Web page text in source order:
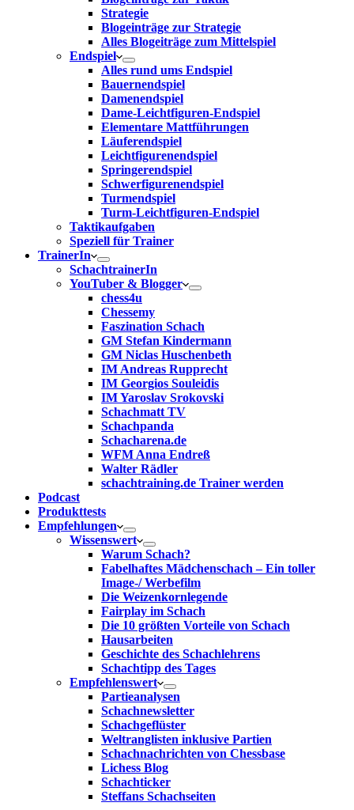
Strategie
Blogeinträge zur Strategie
Alles Blogeiträge zum Mittelspiel
Endspiel
Alles rund ums Endspiel
Bauernendspiel
Damenendspiel
Dame-Leichtfiguren-Endspiel
Elementare Mattführungen
Läuferendspiel
Leichtfigurenendspiel
Springerendspiel
Schwerfigurenendspiel
Turmendspiel
Turm-Leichtfiguren-Endspiel
Taktikaufgaben
Speziell für Trainer
TrainerIn
SchachtrainerIn
YouTuber & Blogger
chess4u
Chessemy
Faszination Schach
GM Stefan Kindermann
GM Niclas Huschenbeth
IM Andreas Rupprecht
IM Georgios Souleidis
IM Yaroslav Srokovski
Schachmatt TV
Schachpanda
Schacharena.de
WFM Anna Endreß
Walter Rädler
schachtraining.de Trainer werden
Podcast
Produkttests
Empfehlungen
Wissenswert
Warum Schach?
Fabelhaftes Mädchenschach – Ein toller
Image-/ Werbefilm
Die Weizenkornlegende
Fairplay im Schach
Die 10 größten Vorteile von Schach‎
Hausarbeiten
Geschichte des Schachlehrens
Schachtipp des Tages
Empfehlenswert
Partieanalysen
Schachnewsletter
Schachgeflüster
Weltranglisten inklusive Partien
Schachnachrichten von Chessbase
Lichess Blog
Schachticker
Steffans Schachseiten